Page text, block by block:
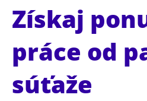
Získaj
práce od
súťaže